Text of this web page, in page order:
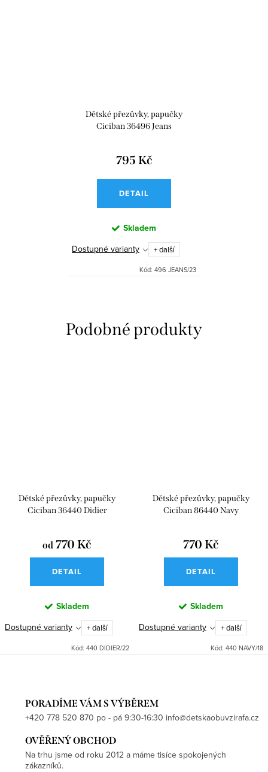
Dětské přezůvky, papučky
Ciciban 36496 Jeans
795 Kč
DETAIL
Skladem
Dostupné varianty
+ další
Kód: 496 JEANS/23
Dětské přezůvky, papučky
Ciciban 36440 Didier
od 770 Kč
DETAIL
Skladem
Dostupné varianty
+ další
Kód: 440 DIDIER/22
Dětské přezůvky, papučky
Ciciban 86440 Navy
770 Kč
DETAIL
Skladem
Dostupné varianty
+ další
Kód: 440 NAVY/18
PORADÍME VÁM S VÝBĚREM
+420 778 520 870 po - pá 9:30-16:30 info@detskaobuvzirafa.cz
OVĚŘENÝ OBCHOD
Na trhu jsme od roku 2012 a máme tisíce spokojených
zákazníků.